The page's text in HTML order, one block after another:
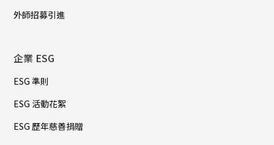
外師招募引進
企業 ESG
ESG 準則
ESG 活動花絮
ESG 歷年慈善捐贈